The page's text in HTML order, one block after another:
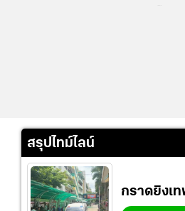
สรุปไทม์ไลน์
กราดยิงเ